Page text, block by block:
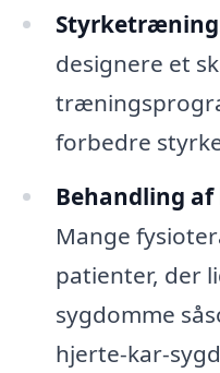
designere et
forbedre
Behandling
Mange
patienter, der
sygdomme
hjerte-kar-